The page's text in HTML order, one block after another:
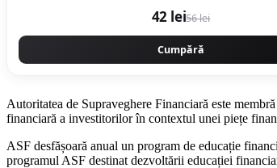
42 lei56 lei
Cumpără
Autoritatea de Supraveghere Financiară este
financiară a investitorilor în contextul unei piețe
ASF desfășoară anual un program de educație
programul ASF destinat dezvoltării educației